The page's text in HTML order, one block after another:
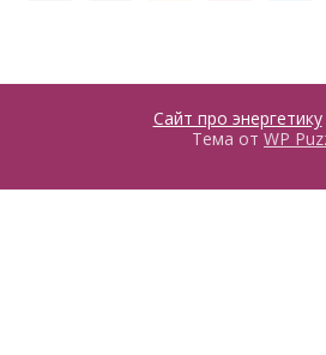
Сайт про энергетику
Тема от WP